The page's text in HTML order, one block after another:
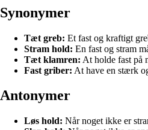
Synonymer
Tæt greb: Et fast og kraftigt
Stram hold: En fast og stram
Tæt klamren: At holde fast på
Fast griber: At have en stærk
Antonymer
Løs hold: Når noget ikke er